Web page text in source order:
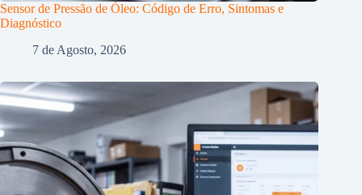
Sensor de Pressão de Óleo: Código de Erro, Sintomas e
Diagnóstico
7 de Agosto, 2026